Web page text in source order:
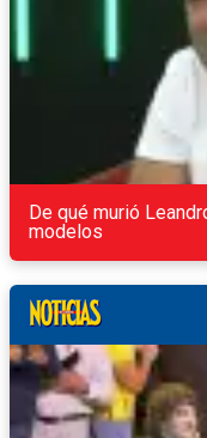
De qué murió
modelos